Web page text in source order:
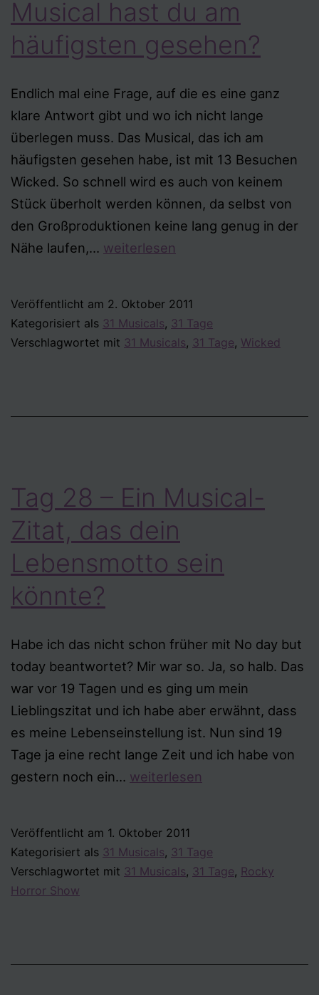
Musical hast du am
häufigsten gesehen?
Endlich mal eine Frage, auf die es eine ganz
klare Antwort gibt und wo ich nicht lange
überlegen muss. Das Musical, das ich am
häufigsten gesehen habe, ist mit 13 Besuchen
Wicked. So schnell wird es auch von keinem
Stück überholt werden können, da selbst von
den Großproduktionen keine lang genug in der
Nähe laufen,… Tag
Welches
Musical
weiterlesen
Veröffentlicht am 2. Oktober 2011
Kategorisiert als 31 Musicals, 31 Tage
Verschlagwortet mit 31 Musicals, 31 Tage, Wicked
Tag 28 – Ein Musical-
Zitat, das dein
Lebensmotto sein
könnte?
Habe ich das nicht schon früher mit No day but
today beantwortet? Mir war so. Ja, so halb. Das
war vor 19 Tagen und es ging um mein
Lieblingszitat und ich habe aber erwähnt, dass
es meine Lebenseinstellung ist. Nun sind 19
Tage ja eine recht lange Zeit und ich habe von
gestern noch ein… Tag
Ein
Musical-
weiterlesen
Veröffentlicht am 1. Oktober 2011
Kategorisiert als 31 Musicals, 31 Tage
Verschlagwortet mit 31 Musicals, 31 Tage, Rocky
Horror Show